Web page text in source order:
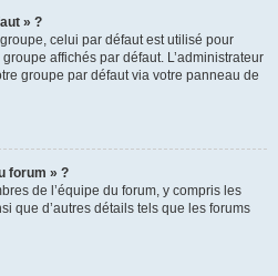
» ?
celui par défaut est utilisé pour
affichés par défaut. L’administrateur
groupe par défaut via votre panneau de
forum » ?
de l’équipe du forum, y compris les
que d’autres détails tels que les forums